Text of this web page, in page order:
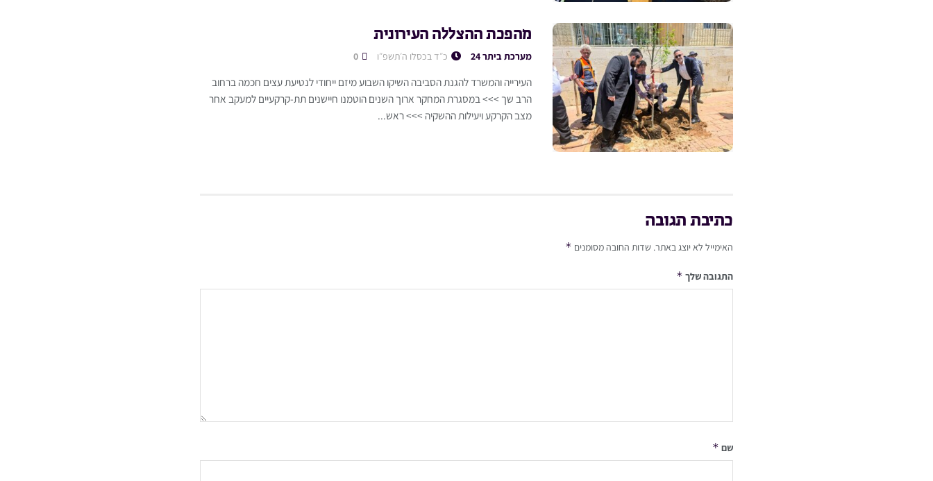
מהפכת ההצללה העירונית
מערכת ביתר 24 כ״ד בכסלו ה׳תשפ״ו
העירייה והמשרד להגנת הסביבה השיקו השבוע מיזם ייחודי לנטיעת עצים חכמה ברחוב
הרב שך >>> במסגרת המחקר ארוך השנים הוטמנו חיישנים תת-קרקעיים למעקב אחר
מצב הקרקע ויעילות ההשקיה >>> ראש...
כתיבת תגובה
האימייל לא יוצג באתר. שדות החובה מסומנים *
התגובה שלך *
שם *